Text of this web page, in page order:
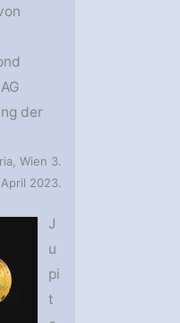
der
Wien 3.
April 2023.
J
u
pi
t